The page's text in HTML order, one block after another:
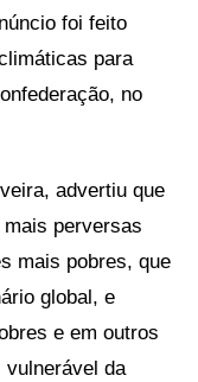
foi feito
para
no
advertiu que
perversas
mais pobres, que
global, e
e em outros
vulnerável da